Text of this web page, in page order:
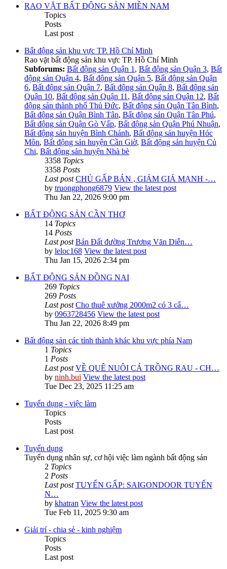
RAO VẶT BẤT ĐỘNG SẢN MIỀN NAM
Topics
Posts
Last post
Bất động sản khu vực TP. Hồ Chí Minh
Rao vặt bất động sản khu vực TP. Hồ Chí Minh
Subforums: Bất động sản Quận 1 , Bất động sản Quận 3, Bất
động sản Quận 4, Bất động sản Quận 5, Bất động sản Quận
6, Bất động sản Quận 7, Bất động sản Quận 8, Bất động sản
Quận 10, Bất động sản Quận 11 , Bất động sản Quận 12, Bất
động sản thành phố Thủ Đức, Bất động sản Quận Tân Bình,
Bất động sản Quận Bình Tân, Bất động sản Quận Tân Phú,
Bất động sản Quận Gò Vấp, Bất động sản Quận Phú Nhuận,
Bất động sản huyện Bình Chánh, Bất động sản huyện Hóc
Môn, Bất động sản huyện Cần Giờ, Bất động sản huyện Củ
Chi, Bất động sản huyện Nhà bè
3358 Topics
3358 Posts
Last post CHỦ GẤP BÁN , GIẢM GIÁ MẠNH -…
by truongphong6879 View the latest post
Thu Jan 22, 2026 9:00 pm
BẤT ĐỘNG SẢN CẦN THƠ
14 Topics
14 Posts
Last post Bán Đất đường Trương Văn Diễn…
by leloc168 View the latest post
Thu Jan 15, 2026 2:34 pm
BẤT ĐỘNG SẢN ĐỒNG NAI
269 Topics
269 Posts
Last post Cho thuê xưởng 2000m2 có 3 cẩ…
by 0963728456 View the latest post
Thu Jan 22, 2026 8:49 pm
Bất động sản các tỉnh thành khác khu vực phía Nam
1 Topics
1 Posts
Last post VỀ QUÊ NUÔI CÁ TRỒNG RAU - CH…
by ninh.bui View the latest post
Tue Dec 23, 2025 11:25 am
Tuyển dụng - việc làm
Topics
Posts
Last post
Tuyển dụng
Tuyển dụng nhân sự, cơ hội việc làm ngành bất động sản
2 Topics
2 Posts
Last post TUYỂN GẤP: SAIGONDOOR TUYỂN
N…
by khatran View the latest post
Tue Feb 11, 2025 9:30 am
Giải trí - chia sẻ - kinh nghiệm
Topics
Posts
Last post